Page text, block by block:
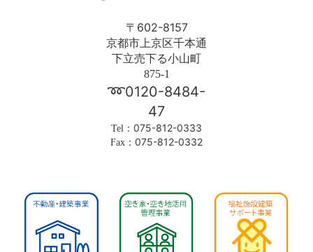
〒 602-8157
京都市上京区千本通
下立売下る小山町
875-1
➿0120-8484-
47
Tel： 075-812-0333
Fax： 075-812-0332